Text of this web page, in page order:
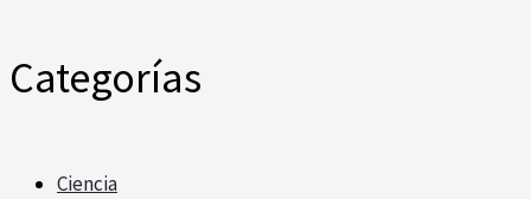
Categorías
Ciencia